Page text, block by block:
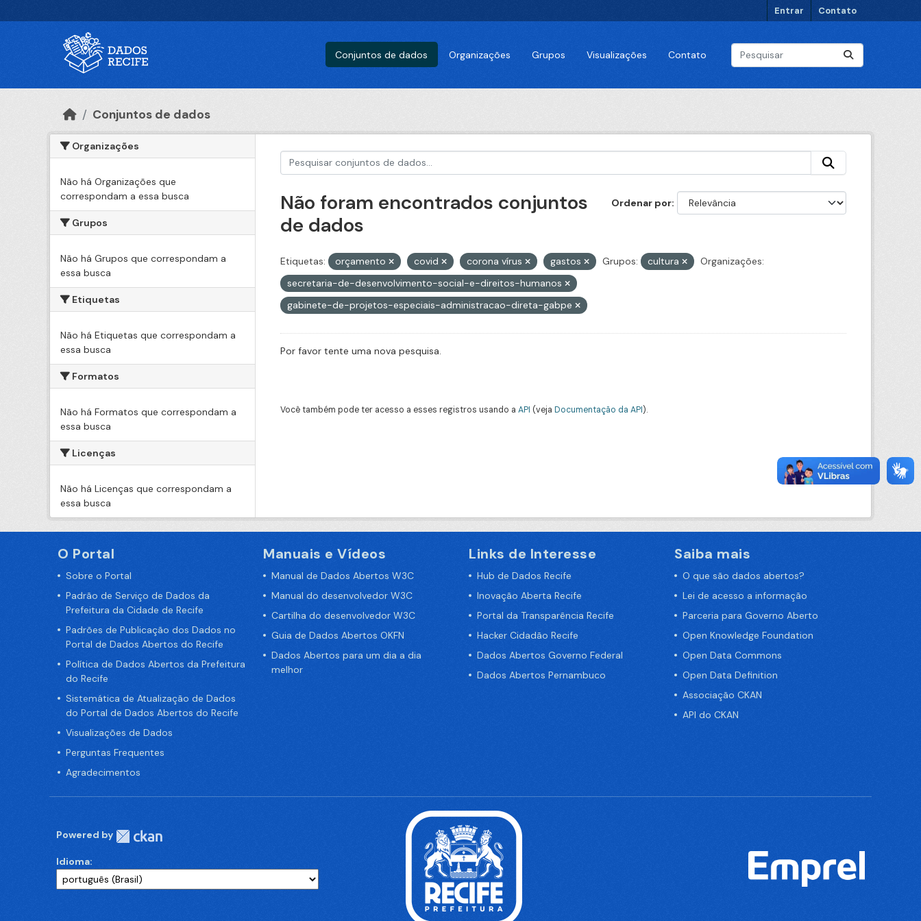
Entrar Contato
Conjuntos de dados Organizações Grupos Visualizações Contato
Conjuntos de dados
Organizações
Não há Organizações que
correspondam a essa busca
Grupos
Não há Grupos que correspondam a
essa busca
Etiquetas
Não há Etiquetas que correspondam a
essa busca
Formatos
Não há Formatos que correspondam a
essa busca
Licenças
Não há Licenças que correspondam a
essa busca
Ordenar por
Não foram encontrados conjuntos
de dados
Etiquetas: orçamento covid corona vírus gastos Grupos: cultura
Organizações:
secretaria-de-desenvolvimento-social-e-direitos-humanos
gabinete-de-projetos-especiais-administracao-direta-gabpe
Por favor tente uma nova pesquisa.
Você também pode ter acesso a esses registros usando a API (veja Documentação da API).
O Portal
Sobre o Portal
Padrão de Serviço de Dados da
Prefeitura da Cidade de Recife
Padrões de Publicação dos Dados no
Portal de Dados Abertos do Recife
Política de Dados Abertos da Prefeitura
do Recife
Sistemática de Atualização de Dados
do Portal de Dados Abertos do Recife
Visualizações de Dados
Perguntas Frequentes
Agradecimentos
Manuais e Vídeos
Manual de Dados Abertos W3C
Manual do desenvolvedor W3C
Cartilha do desenvolvedor W3C
Guia de Dados Abertos OKFN
Dados Abertos para um dia a dia
melhor
Links de Interesse
Hub de Dados Recife
Inovação Aberta Recife
Portal da Transparência Recife
Hacker Cidadão Recife
Dados Abertos Governo Federal
Dados Abertos Pernambuco
Saiba mais
O que são dados abertos?
Lei de acesso a informação
Parceria para Governo Aberto
Open Knowledge Foundation
Open Data Commons
Open Data Definition
Associação CKAN
API do CKAN
Powered by
Idioma